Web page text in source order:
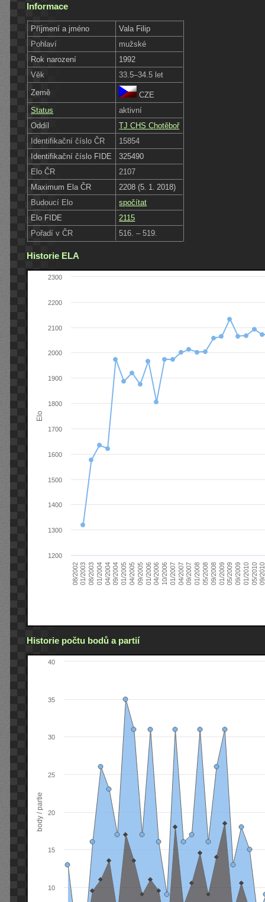
Informace
Příjmení a jméno
Vala Filip
Pohlaví
mužské
Rok narození
1992
Věk
33.5–34.5 let
Země
CZE
Status
aktivní
Oddíl
TJ CHS Chotěboř
Identifikační číslo ČR
15854
Identifikační číslo FIDE
325490
Elo ČR
2107
Maximum Ela ČR
2208 (5. 1. 2018)
Budoucí Elo
spočítat
Elo FIDE
2115
Pořadí v ČR
516. – 519.
Historie ELA
Elo
08/200201/200308/200301/200404/200409/200401/200504/200509/200501/200604/200610/200601/200704/200709/200701/200805/200809/200801/200905/200909/200901/201005/201009/
1200
1300
1400
1500
1600
1700
1800
1900
2000
2100
2200
2300
Historie počtu bodů a partií
body / partie
10
15
20
25
30
35
40